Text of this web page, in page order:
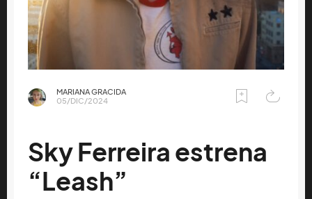
MARIANA GRACIDA
05/DIC/2024
Sky Ferreira estrena
“Leash”